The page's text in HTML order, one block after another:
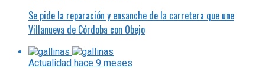
Se pide la reparación y ensanche de la carretera que une
Villanueva de Córdoba con Obejo
Actualidad hace 9 meses